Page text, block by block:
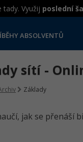
Využij poslední
ABSOLVENTŮ
sítí -
Základy
jak se přenáší